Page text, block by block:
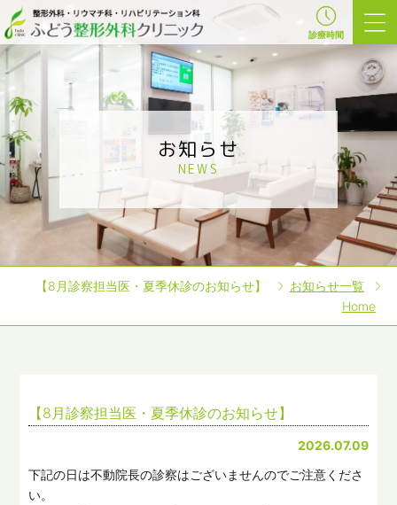
診療時間
お知らせ
NEWS
【8月診察担当医・夏季休診のお知らせ】
お知らせ一覧
Home
【8月診察担当医・夏季休診のお知らせ】
2026.07.09
下記の日は不動院長の診察はございませんのでご注意くださ
い。